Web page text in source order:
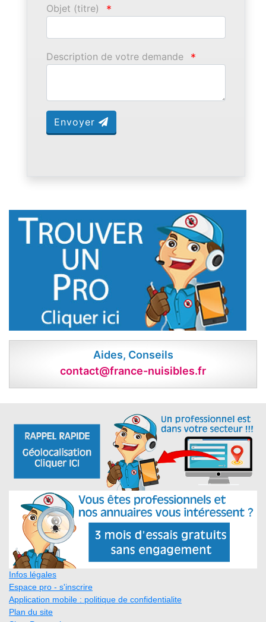
Objet (titre) *
Description de votre demande *
Envoyer
Aides, Conseils
contact@france-nuisibles.fr
Infos légales
Espace pro - s'inscrire
Application mobile : politique de confidentialite
Plan du site